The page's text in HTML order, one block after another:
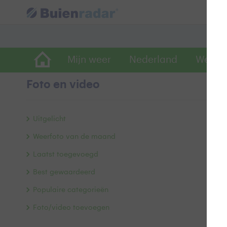
Mijn weer Nederland
Foto en video
Uitgelicht
Weerfoto van de maand
Laatst toegevoegd
Best gewaardeerd
Populaire categorieën
Foto/video toevoegen